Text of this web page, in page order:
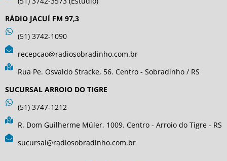
RÁDIO JACUÍ FM 97,3
(51) 3742-1090
recepcao@radiosobradinho.com.br
Rua Pe. Osvaldo Stracke, 56. Centro - Sobradinho / RS
SUCURSAL ARROIO DO TIGRE
(51) 3747-1212
R. Dom Guilherme Müler, 1009. Centro - Arroio do Tigre - RS
sucursal@radiosobradinho.com.br